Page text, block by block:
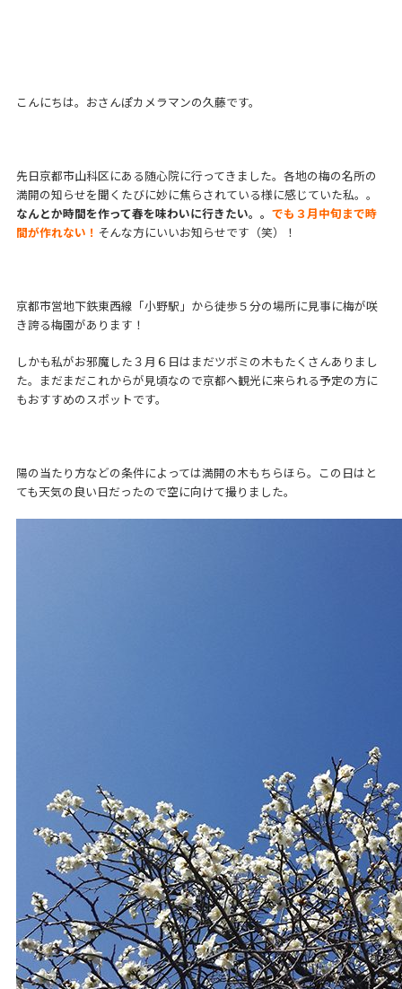
こんにちは。おさんぽカメラマンの久藤です。
先日京都市山科区にある随心院に行ってきました。各地の梅の名所の
満開の知らせを聞くたびに妙に焦らされている様に感じていた私。。
なんとか時間を作って春を味わいに行きたい。。 でも３月中旬まで時
間が作れない！ そんな方にいいお知らせです（笑）！
京都市営地下鉄東西線「小野駅」から徒歩５分の場所に見事に梅が咲
き誇る梅園があります！
しかも私がお邪魔した３月６日はまだツボミの木もたくさんありまし
た。まだまだこれからが見頃なので京都へ観光に来られる予定の方に
もおすすめのスポットです。
陽の当たり方などの条件によっては満開の木もちらほら。この日はと
ても天気の良い日だったので空に向けて撮りました。